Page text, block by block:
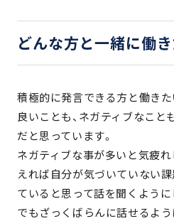
どんな方と一緒に働
積極的に発言できる方と働きた
良いことも、ネガティブなこ
だと思っています。
ネガティブな事が多いと気疲
えれば自分が気づいていない
ていると思って話を聞くよう
でもざっくばらんに話せるよ